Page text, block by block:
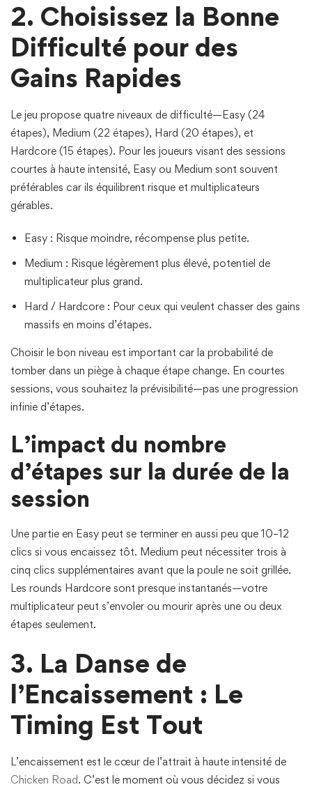
2. Choisissez la Bonne
Difficulté pour des
Gains Rapides
Le jeu propose quatre niveaux de difficulté—Easy (24
étapes), Medium (22 étapes), Hard (20 étapes), et
Hardcore (15 étapes). Pour les joueurs visant des sessions
courtes à haute intensité, Easy ou Medium sont souvent
préférables car ils équilibrent risque et multiplicateurs
gérables.
Easy : Risque moindre, récompense plus petite.
Medium : Risque légèrement plus élevé, potentiel de
multiplicateur plus grand.
Hard / Hardcore : Pour ceux qui veulent chasser des gains
massifs en moins d’étapes.
Choisir le bon niveau est important car la probabilité de
tomber dans un piège à chaque étape change. En courtes
sessions, vous souhaitez la prévisibilité—pas une progression
infinie d’étapes.
L’impact du nombre
d’étapes sur la durée de la
session
Une partie en Easy peut se terminer en aussi peu que 10–12
clics si vous encaissez tôt. Medium peut nécessiter trois à
cinq clics supplémentaires avant que la poule ne soit grillée.
Les rounds Hardcore sont presque instantanés—votre
multiplicateur peut s’envoler ou mourir après une ou deux
étapes seulement.
3. La Danse de
l’Encaissement : Le
Timing Est Tout
L’encaissement est le cœur de l’attrait à haute intensité de
Chicken Road. C’est le moment où vous décidez si vous